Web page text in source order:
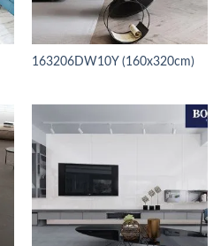
163206DW10Y (160x320cm)